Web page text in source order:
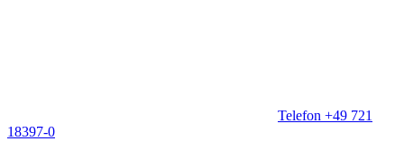
Telefon +49 721
18397-0